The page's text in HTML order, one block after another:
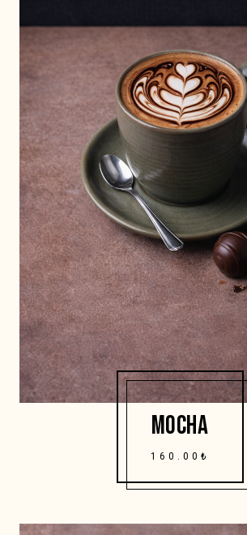
MOCHA
160.00₺